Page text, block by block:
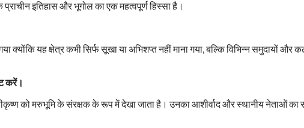
इतिहास और भूगोल का एक महत्वपूर्ण हिस्सा है।
क्योंकि यह क्षेत्र कभी सिर्फ सूखा या अभिशप्त नहीं माना गया, बल्कि विभिन्न समुदायों और
करें।
को मरुभूमि के संरक्षक के रूप में देखा जाता है। उनका आशीर्वाद और स्थानीय नेताओं का